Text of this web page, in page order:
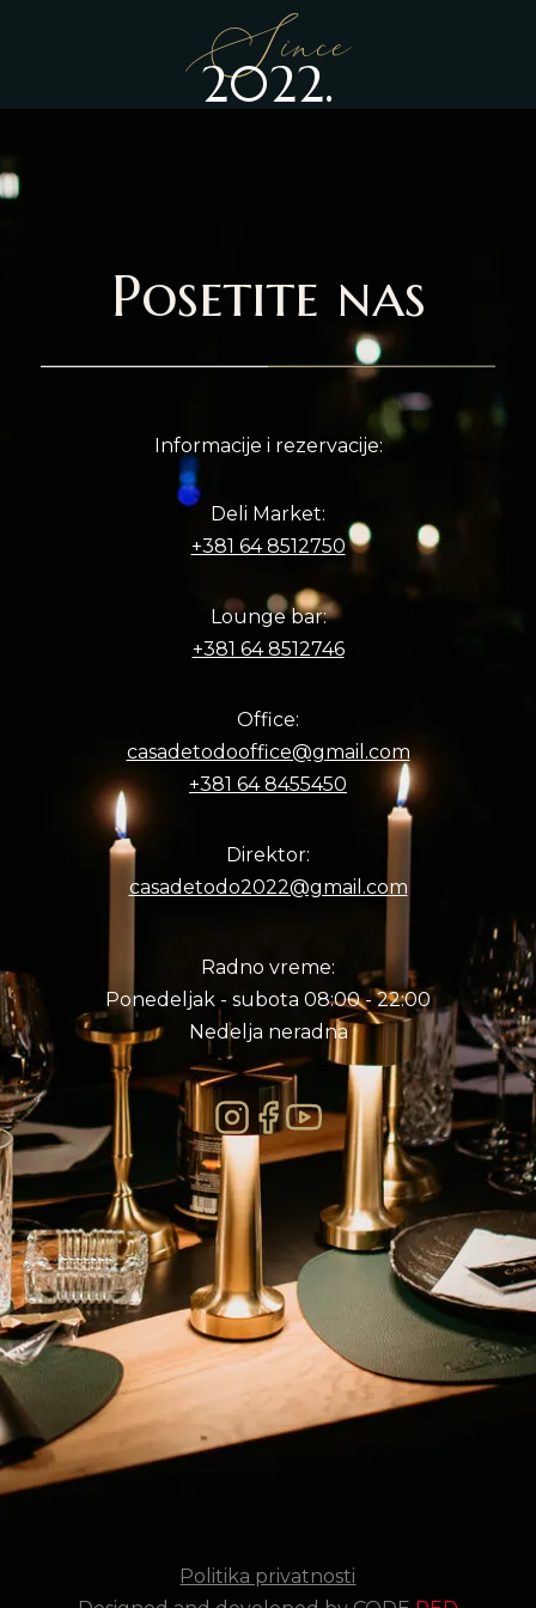
Since
2022.
Posetite nas
Informacije i rezervacije:
Deli Market:
+381 64 8512750
Lounge bar:
+381 64 8512746
Office:
casadetodooffice@gmail.com
+381 64 8455450
Direktor:
casadetodo2022@gmail.com
Radno vreme:
Ponedeljak - subota 08:00 - 22:00
Nedelja neradna
Politika privatnosti